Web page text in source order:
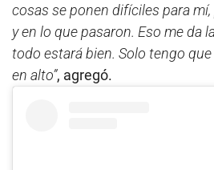
cosas se ponen difíciles para
y en lo que pasaron. Eso me da
todo estará bien. Solo tengo
en alto”, agregó.